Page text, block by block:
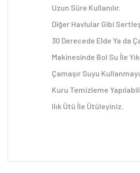
Uzun Süre Kullanılır.
Diğer Havlular Gibi
30 Derecede Elde Ya da
Makinesinde Bol Su İle
Çamaşır Suyu
Kuru Temizleme
Ilık Ütü İle Ütüleyiniz.